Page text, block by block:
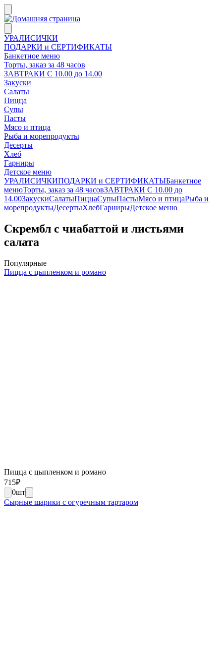
УРАЛИСИЧКИ
ПОДАРКИ и СЕРТИФИКАТЫ
Банкетное меню
Торты, заказ за 48 часов
ЗАВТРАКИ С 10.00 до 14.00
Закуски
Салаты
Пицца
Супы
Пасты
Мясо и птица
Рыба и морепродукты
Десерты
Хлеб
Гарниры
Детское меню
УРАЛИСИЧКИПОДАРКИ и СЕРТИФИКАТЫБанкетное
менюТорты, заказ за 48 часовЗАВТРАКИ С 10.00 до
14.00ЗакускиСалатыПиццаСупыПастыМясо и птицаРыба и
морепродуктыДесертыХлебГарнирыДетское меню
Скрембл с чиабаттой и листьями
салата
Популярные
Пицца с цыпленком и романо
Пицца с цыпленком и романо
715₽
0шт
Сырные шарики с огуречным тартаром